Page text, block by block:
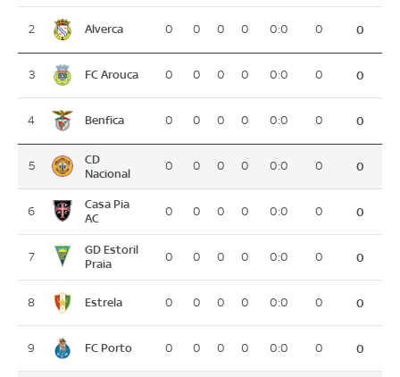
2 Alverca 0 0 0 0 0:0 0 0
3 FC Arouca 0 0 0 0 0:0 0 0
4 Benfica 0 0 0 0 0:0 0 0
5
CD
Nacional
0 0 0 0 0:0 0 0
6
Casa Pia
AC
0 0 0 0 0:0 0 0
7
GD Estoril
Praia
0 0 0 0 0:0 0 0
8 Estrela 0 0 0 0 0:0 0 0
9 FC Porto 0 0 0 0 0:0 0 0